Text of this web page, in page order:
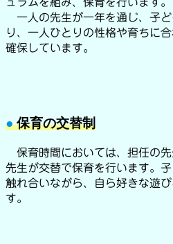
一人の先生が一年を通じ、子
り、一人ひとりの性格や育ちに
確保しています。
●保育の交替制
保育時間においては、担任の
先生が交替で保育を行います。
触れ合いながら、自ら好きな遊
す。